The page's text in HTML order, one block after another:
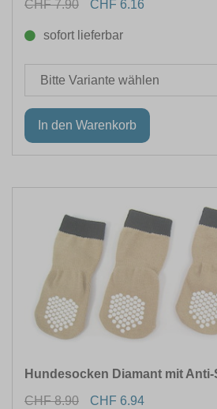
CHF 7.90
CHF 6.16
sofort lieferbar
Hundesocken Diamant mit Anti-
CHF 8.90
CHF 6.94